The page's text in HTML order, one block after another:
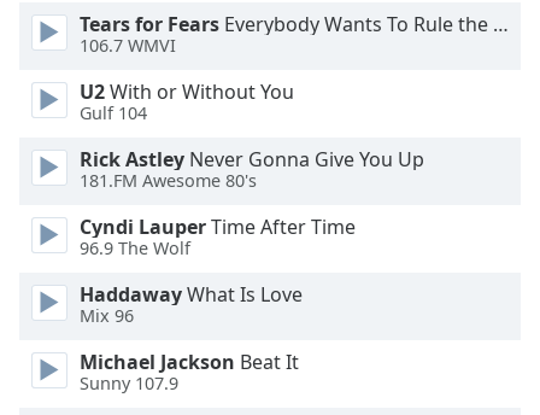
window.
Color
Opacity
Background
Color
Opacity
Tears for Fears Everybody Wants To Rule the World
106.7 WMVI
U2With or Without You
Gulf 104
Rick Astley Never Gonna Give You Up
181.FM Awesome 80's
Cyndi LauperTime After Time
96.9 The Wolf
HaddawayWhat Is Love
Mix 96
Michael Jackson Beat It
Sunny 107.9